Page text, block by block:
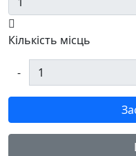
Кількість місць
-